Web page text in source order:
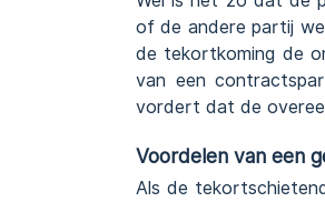
of de andere partij
de tekortkoming de
van een
vordert dat de
Voordelen van een
Als de